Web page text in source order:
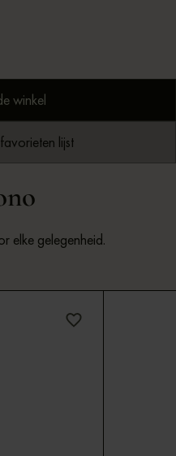
winkel
lijst
elke gelegenheid.